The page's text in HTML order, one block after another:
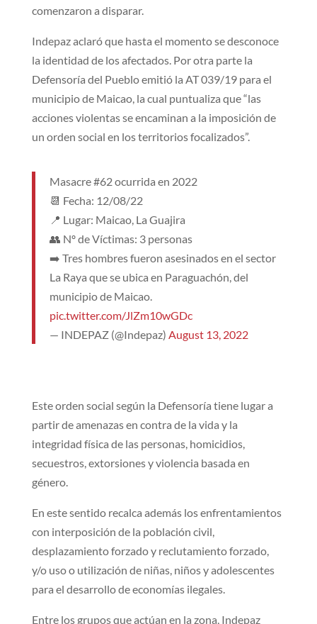
comenzaron a disparar.
Indepaz aclaró que hasta el momento se desconoce
la identidad de los afectados. Por otra parte la
Defensoría del Pueblo emitió la AT 039/19 para el
municipio de Maicao, la cual puntualiza que “las
acciones violentas se encaminan a la imposición de
un orden social en los territorios focalizados”.
Masacre #62 ocurrida en 2022
📆 Fecha: 12/08/22
📍 Lugar: Maicao, La Guajira
👥 Nº de Víctimas: 3 personas
➡️ Tres hombres fueron asesinados en el sector
La Raya que se ubica en Paraguachón, del
municipio de Maicao.
pic.twitter.com/JlZm10wGDc
— INDEPAZ (@Indepaz) August 13, 2022
Este orden social según la Defensoría tiene lugar a
partir de amenazas en contra de la vida y la
integridad física de las personas, homicidios,
secuestros, extorsiones y violencia basada en
género.
En este sentido recalca además los enfrentamientos
con interposición de la población civil,
desplazamiento forzado y reclutamiento forzado,
y/o uso o utilización de niñas, niños y adolescentes
para el desarrollo de economías ilegales.
Entre los grupos que actúan en la zona, Indepaz